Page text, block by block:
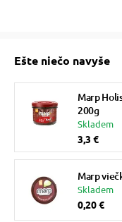
Ešte niečo navyše
Marp
200g
Skladem
3,3 €
Marp
Skladem
0,20 €